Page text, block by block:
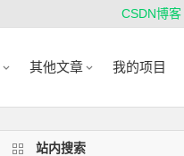
CSDN博客
其他文章 我的项目
站内搜索